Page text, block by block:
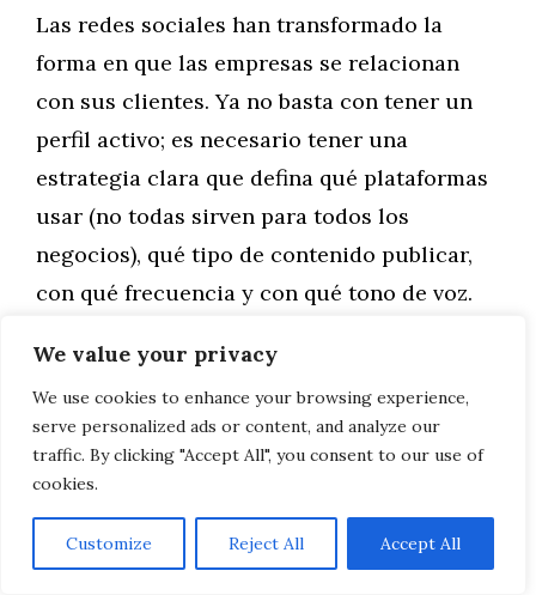
We value your privacy
We use cookies to enhance your browsing experience,
serve personalized ads or content, and analyze our
traffic. By clicking "Accept All", you consent to our use of
cookies.
Customize Reject All Accept All
Las redes sociales han transformado la
forma en que las empresas se relacionan
con sus clientes. Ya no basta con tener un
perfil activo; es necesario tener una
estrategia clara que defina qué plataformas
usar (no todas sirven para todos los
negocios), qué tipo de contenido publicar,
con qué frecuencia y con qué tono de voz.
Para las empresas de Jaén, las redes
sociales tienen un valor añadido especial:
permiten mostrar la identidad local, el
carácter propio, los valores de un territorio.
Una empresa que muestra el olivar de
donde viene su aceite, que presenta al